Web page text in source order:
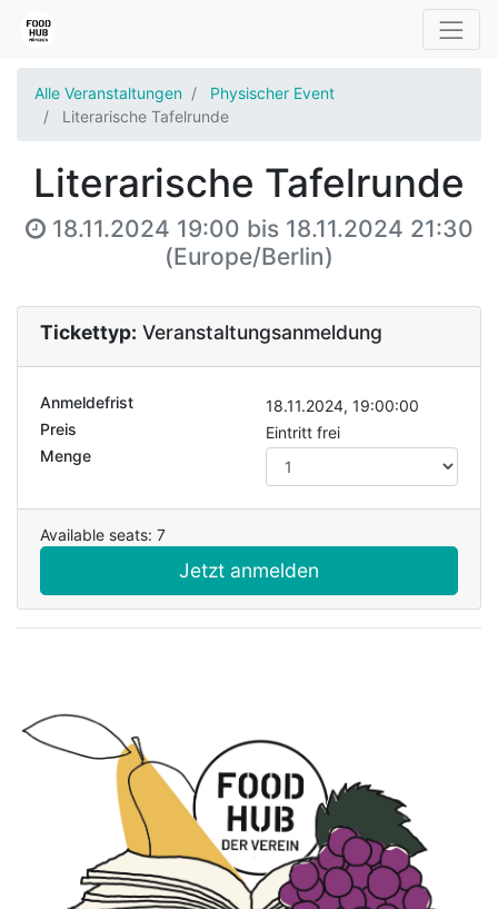
Alle Veranstaltungen
Physischer Event
Literarische Tafelrunde
Literarische Tafelrunde
18.11.2024 19:00 bis 18.11.2024 21:30
(Europe/Berlin)
Tickettyp: Veranstaltungsanmeldung
Anmeldefrist
18.11.2024, 19:00:00
Preis
Eintritt frei
Menge
Available seats: 7
Jetzt anmelden